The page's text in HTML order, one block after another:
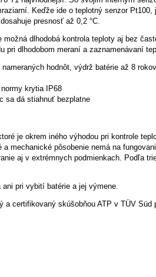
Keďže ide o teplotný senzor Pt100,
presnosť až 0,2 °C.
dlhodobá kontrola teploty aj bez
pri dlhodobom meraní a zaznamenávaní
hodnôt, výdrž batérie až 8 rokov
krytia IP68
sa dá stiahnuť bezplatne
je okrem iného výhodou pri kontrole
mechanické pôsobenie nemá na
aj v extrémnych podmienkach. Podľa
ani pri vybití batérie a jej výmene.
certifikovaný skúšobňou ATP v TÜV Süd